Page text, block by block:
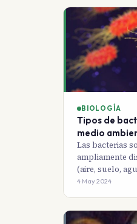
BIOLOGÍA
Tipos de
medio
Las bacterias
ampliamente
(aire, suelo,
4 May 2024